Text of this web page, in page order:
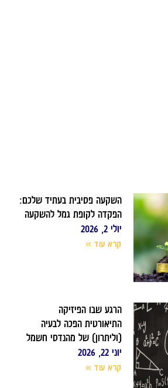
השקעה פסיבית בעתיד שלכם:
הפקדה לקופת גמל להשקעה
יולי 2, 2026
קרא עוד »
הרגע שבו הפיזיקה
התיאורטית הפכה לבעיה
(וליתרון) של מהנדסי חשמל
יוני 22, 2026
קרא עוד »